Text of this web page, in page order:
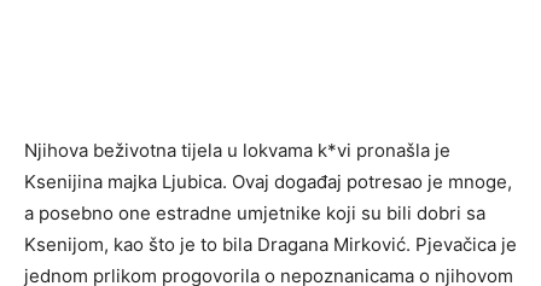
Njihova beživotna tijela u lokvama k*vi pronašla je
Ksenijina majka Ljubica. Ovaj događaj potresao je mnoge,
a posebno one estradne umjetnike koji su bili dobri sa
Ksenijom, kao što je to bila Dragana Mirković. Pjevačica je
jednom prlikom progovorila o nepoznanicama o njihovom